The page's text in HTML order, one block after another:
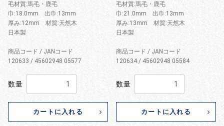
毛材質:馬毛・鹿毛
巾:18.0mm 出巾:13mm
厚み:12mm 材質:天然木
日本製
商品コード / JANコード
120633 / 45602948 05577
数量
カートに入れる
毛材質:馬毛・鹿毛
巾:21.0mm 出巾:13mm
厚み:13mm 材質:天然木
日本製
商品コード / JANコード
120634 / 45602948 05584
数量
カートに入れる